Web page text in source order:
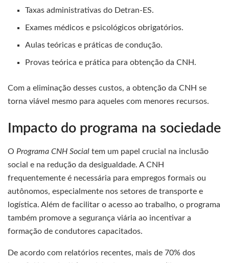
Taxas administrativas do Detran-ES.
Exames médicos e psicológicos obrigatórios.
Aulas teóricas e práticas de condução.
Provas teórica e prática para obtenção da CNH.
Com a eliminação desses custos, a obtenção da CNH se
torna viável mesmo para aqueles com menores recursos.
Impacto do programa na sociedade
O Programa CNH Social tem um papel crucial na inclusão
social e na redução da desigualdade. A CNH
frequentemente é necessária para empregos formais ou
autônomos, especialmente nos setores de transporte e
logística. Além de facilitar o acesso ao trabalho, o programa
também promove a segurança viária ao incentivar a
formação de condutores capacitados.
De acordo com relatórios recentes, mais de 70% dos